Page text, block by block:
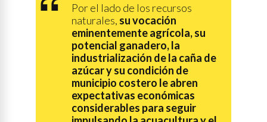
Por el lado de los recursos
naturales, su vocación
eminentemente agrícola, su
potencial ganadero, la
industrialización de la caña de
azúcar y su condición de
municipio costero le abren
expectativas económicas
considerables para seguir